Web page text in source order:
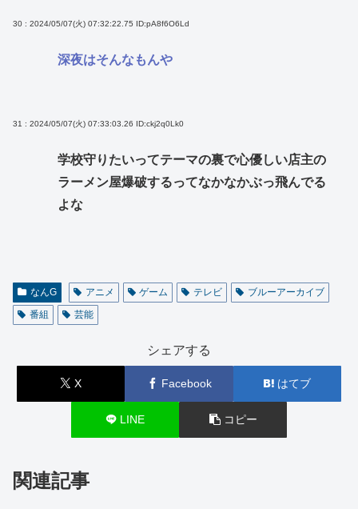
30 : 2024/05/07(火) 07:32:22.75 ID:pA8f6O6Ld
深夜はそんなもんや
31 : 2024/05/07(火) 07:33:03.26 ID:ckj2q0Lk0
学校守りたいってテーマの裏で心優しい店主の
ラーメン屋爆破するってなかなかぶっ飛んでる
よな
なんG アニメ ゲーム テレビ
ブルーアーカイブ
番組
芸能
シェアする
X Facebook はてブ
LINE コピー
関連記事